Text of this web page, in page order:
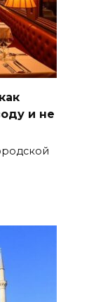
и не